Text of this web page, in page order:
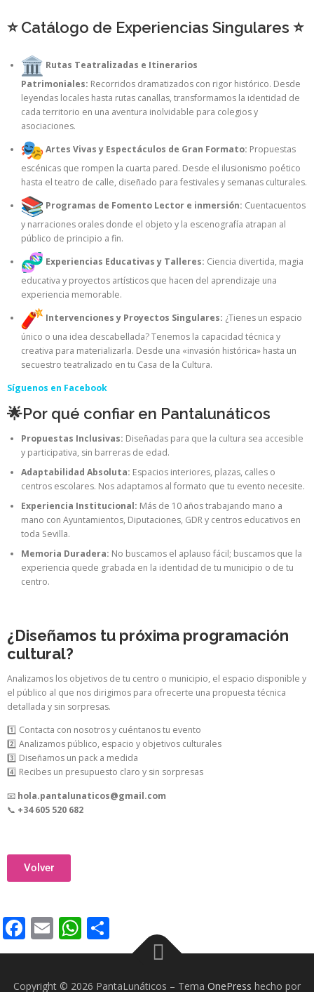
⭐ Catálogo de Experiencias Singulares ⭐
Rutas Teatralizadas e Itinerarios
Patrimoniales: Recorridos dramatizados con rigor histórico. Desde
leyendas locales hasta rutas canallas, transformamos la identidad de
cada territorio en una aventura inolvidable para colegios y
asociaciones.
Artes Vivas y Espectáculos de Gran Formato: Propuestas
escénicas que rompen la cuarta pared. Desde el ilusionismo poético
hasta el teatro de calle, diseñado para festivales y semanas culturales.
Programas de Fomento Lector e inmersión: Cuentacuentos
y narraciones orales donde el objeto y la escenografía atrapan al
público de principio a fin.
Experiencias Educativas y Talleres: Ciencia divertida, magia
educativa y proyectos artísticos que hacen del aprendizaje una
experiencia memorable.
Intervenciones y Proyectos Singulares: ¿Tienes un espacio
único o una idea descabellada? Tenemos la capacidad técnica y
creativa para materializarla. Desde una «invasión histórica» hasta un
secuestro teatralizado en tu Casa de la Cultura.
Síguenos en Facebook
🌟Por qué confiar en Pantalunáticos
Propuestas Inclusivas: Diseñadas para que la cultura sea accesible
y participativa, sin barreras de edad.
Adaptabilidad Absoluta: Espacios interiores, plazas, calles o
centros escolares. Nos adaptamos al formato que tu evento necesite.
Experiencia Institucional: Más de 10 años trabajando mano a
mano con Ayuntamientos, Diputaciones, GDR y centros educativos en
toda Sevilla.
Memoria Duradera: No buscamos el aplauso fácil; buscamos que la
experiencia quede grabada en la identidad de tu municipio o de tu
centro.
¿Diseñamos tu próxima programación
cultural?
Analizamos los objetivos de tu centro o municipio, el espacio disponible y
el público al que nos dirigimos para ofrecerte una propuesta técnica
detallada y sin sorpresas.
1️⃣ Contacta con nosotros y cuéntanos tu evento
2️⃣ Analizamos público, espacio y objetivos culturales
3️⃣ Diseñamos un pack a medida
4️⃣ Recibes un presupuesto claro y sin sorpresas
📧 hola.pantalunaticos@gmail.com
📞 +34 605 520 682
Volver
Facebook
EmailWhatsApp
Compartir
Copyright © 2026 PantaLunáticos – Tema OnePress hecho por